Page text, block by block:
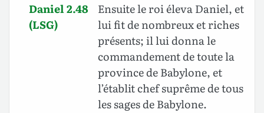
Daniel 2.48
(LSG)
Ensuite le roi éleva Daniel, et
lui fit de nombreux et riches
présents; il lui donna le
commandement de toute la
province de Babylone, et
l’établit chef suprême de tous
les sages de Babylone.